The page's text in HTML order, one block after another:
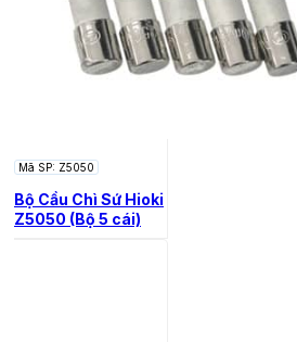
Mã SP: Z5050
Bộ Cầu Chì Sứ Hioki
Z5050 (Bộ 5 cái)